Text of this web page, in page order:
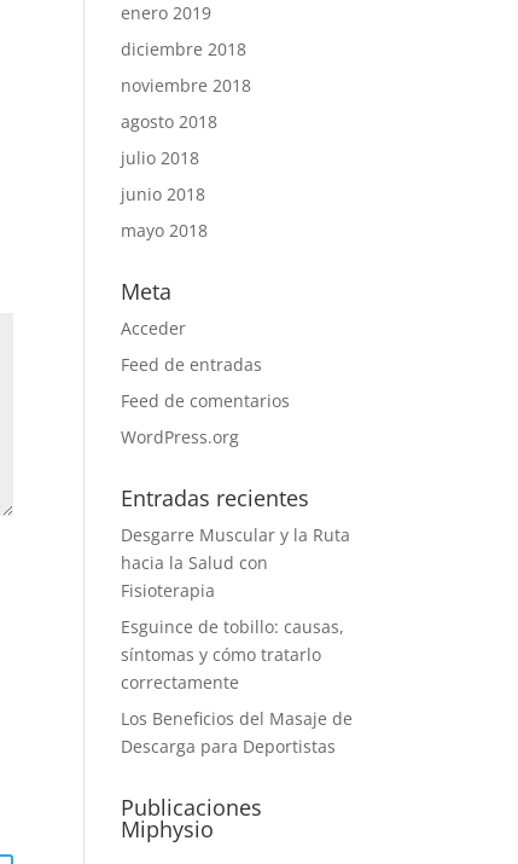
enero 2019
diciembre 2018
noviembre 2018
agosto 2018
julio 2018
junio 2018
mayo 2018
Meta
Acceder
Feed de entradas
Feed de comentarios
WordPress.org
Entradas recientes
Desgarre Muscular y la Ruta
hacia la Salud con
Fisioterapia
Esguince de tobillo: causas,
síntomas y cómo tratarlo
correctamente
Los Beneficios del Masaje de
Descarga para Deportistas
Publicaciones
Miphysio